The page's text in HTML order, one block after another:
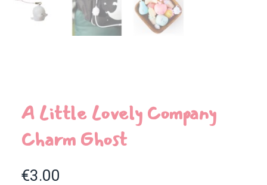
A Little Lovely Company
Charm Ghost
€3.00